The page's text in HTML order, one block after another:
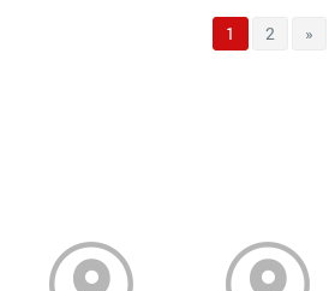
1 2 »